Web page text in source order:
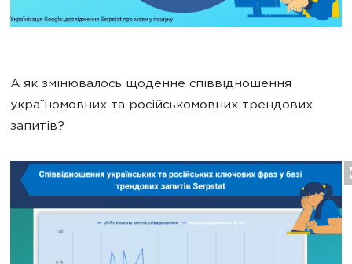
А як змінювалось щоденне співвідношення
україномовних та російськомовних трендових
запитів?